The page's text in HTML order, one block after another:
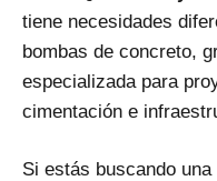
tiene necesidades
bombas de concreto,
especializada para
cimentación e
Si estás buscando una